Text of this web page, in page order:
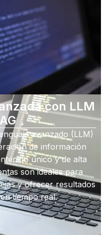
con LLM
avanzado (LLM)
de información
único y de alta
son ideales para
y ofrecer resultados
tiempo real.